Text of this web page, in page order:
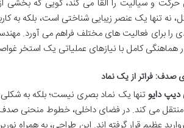
و سیالیت را القا می کند، گویی که بخشی
نه تنها یک عنصر زیبایی شناختی است، بلکه به
را برای فعالیت های مختلف فراهم می آورد.
هماهنگی کامل با نیازهای عملیاتی یک استخر
صدف: فراتر از یک نماد
دایو تنها یک نماد بصری نیست؛ بلکه به شکلی
منتقل می کند. در فضای داخلی، خطوط منحنی